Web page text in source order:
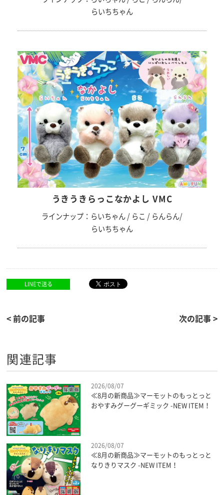
らいちちゃん
うきうきらっこなかよし VMC
ラインナップ：らいちゃん / らこ / らんらん/
らいちちゃん
LINEで送る
< 前の記事 次の記事 >
関連記事
2026/08/07
≪8月の新商品≫マーモットのもっとっと
おやすみグーグーギミック -NEW ITEM！
2026/08/07
≪8月の新商品≫マーモットのもっとっと
なりきりマスク -NEW ITEM！